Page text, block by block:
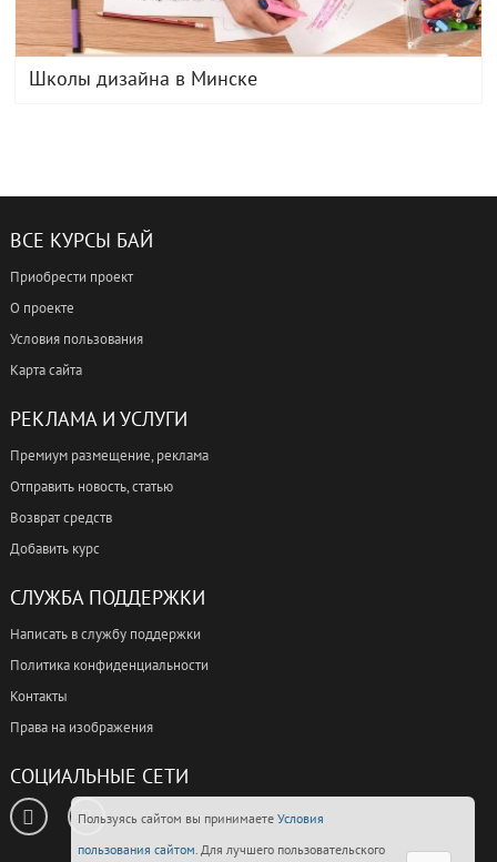
Школы дизайна в Минске
ВСЕ КУРСЫ БАЙ
Приобрести проект
О проекте
Условия пользования
Карта сайта
РЕКЛАМА И УСЛУГИ
Премиум размещение, реклама
Отправить новость, статью
Возврат средств
Добавить курс
СЛУЖБА ПОДДЕРЖКИ
Написать в службу поддержки
Политика конфиденциальности
Контакты
Права на изображения
СОЦИАЛЬНЫЕ СЕТИ
Пользуясь сайтом вы принимаете Условия
пользования сайтом. Для лучшего пользовательского